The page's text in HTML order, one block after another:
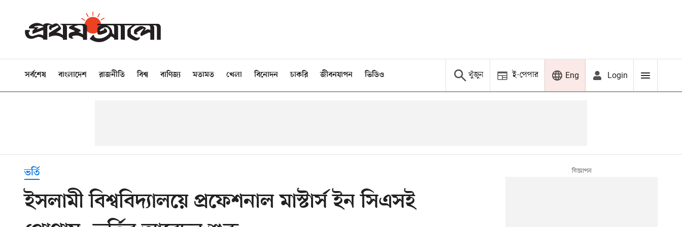
সর্বশেষ বাংলাদেশ রাজনীতি বিশ্ব বাণিজ্য মতামত খেলা বিনোদন চাকরি জীবনযাপন ভিডিও খুঁজুন ই-পেপার Eng Login
ভর্তি
ইসলামী বিশ্ববিদ্যালয়ে প্রফেশনাল মাস্টার্স ইন সিএসই